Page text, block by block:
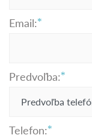
Email:
Predvoľba:
Telefon: